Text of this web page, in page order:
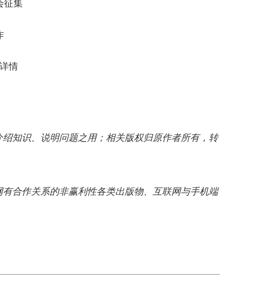
征集
情
知识、说明问题之用；相关版权归原作者所有，转
合作关系的非赢利性各类出版物、互联网与手机端